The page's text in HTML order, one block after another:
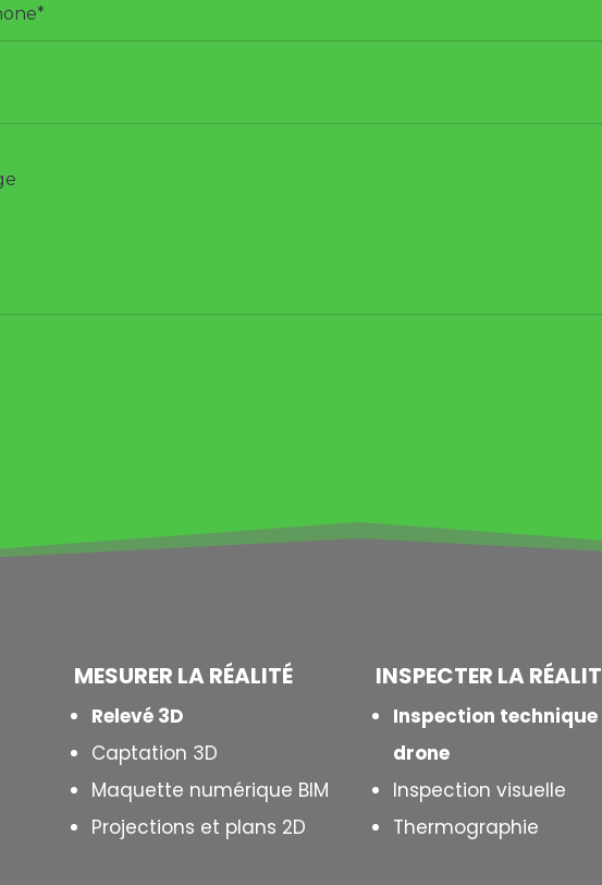
MESURER LARÉALITÉ
Relevé 3D
Captation 3D
Maquette numérique BIM
Projections et plans 2D
INSPECTER LA RÉALIT
Inspection
drone
Inspection visuelle
Thermographie